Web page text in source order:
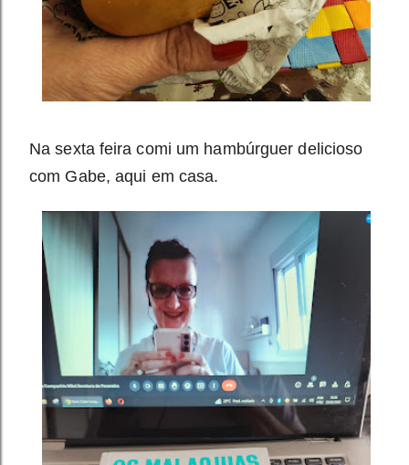
Na sexta feira comi um hambúrguer delicioso
com Gabe, aqui em casa.